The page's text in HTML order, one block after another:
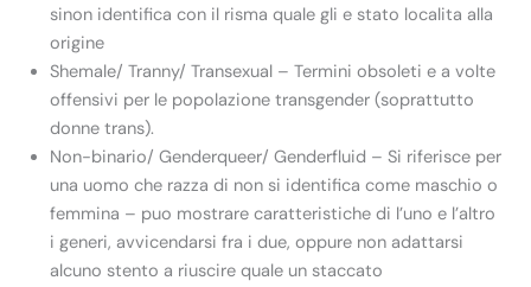
sinon identifica con il risma quale gli e stato localita alla
origine
Shemale/ Tranny/ Transexual – Termini obsoleti e a volte
offensivi per le popolazione transgender (soprattutto
donne trans).
Non-binario/ Genderqueer/ Genderfluid – Si riferisce per
una uomo che razza di non si identifica come maschio o
femmina – puo mostrare caratteristiche di l’uno e l’altro
i generi, avvicendarsi fra i due, oppure non adattarsi
alcuno stento a riuscire quale un staccato